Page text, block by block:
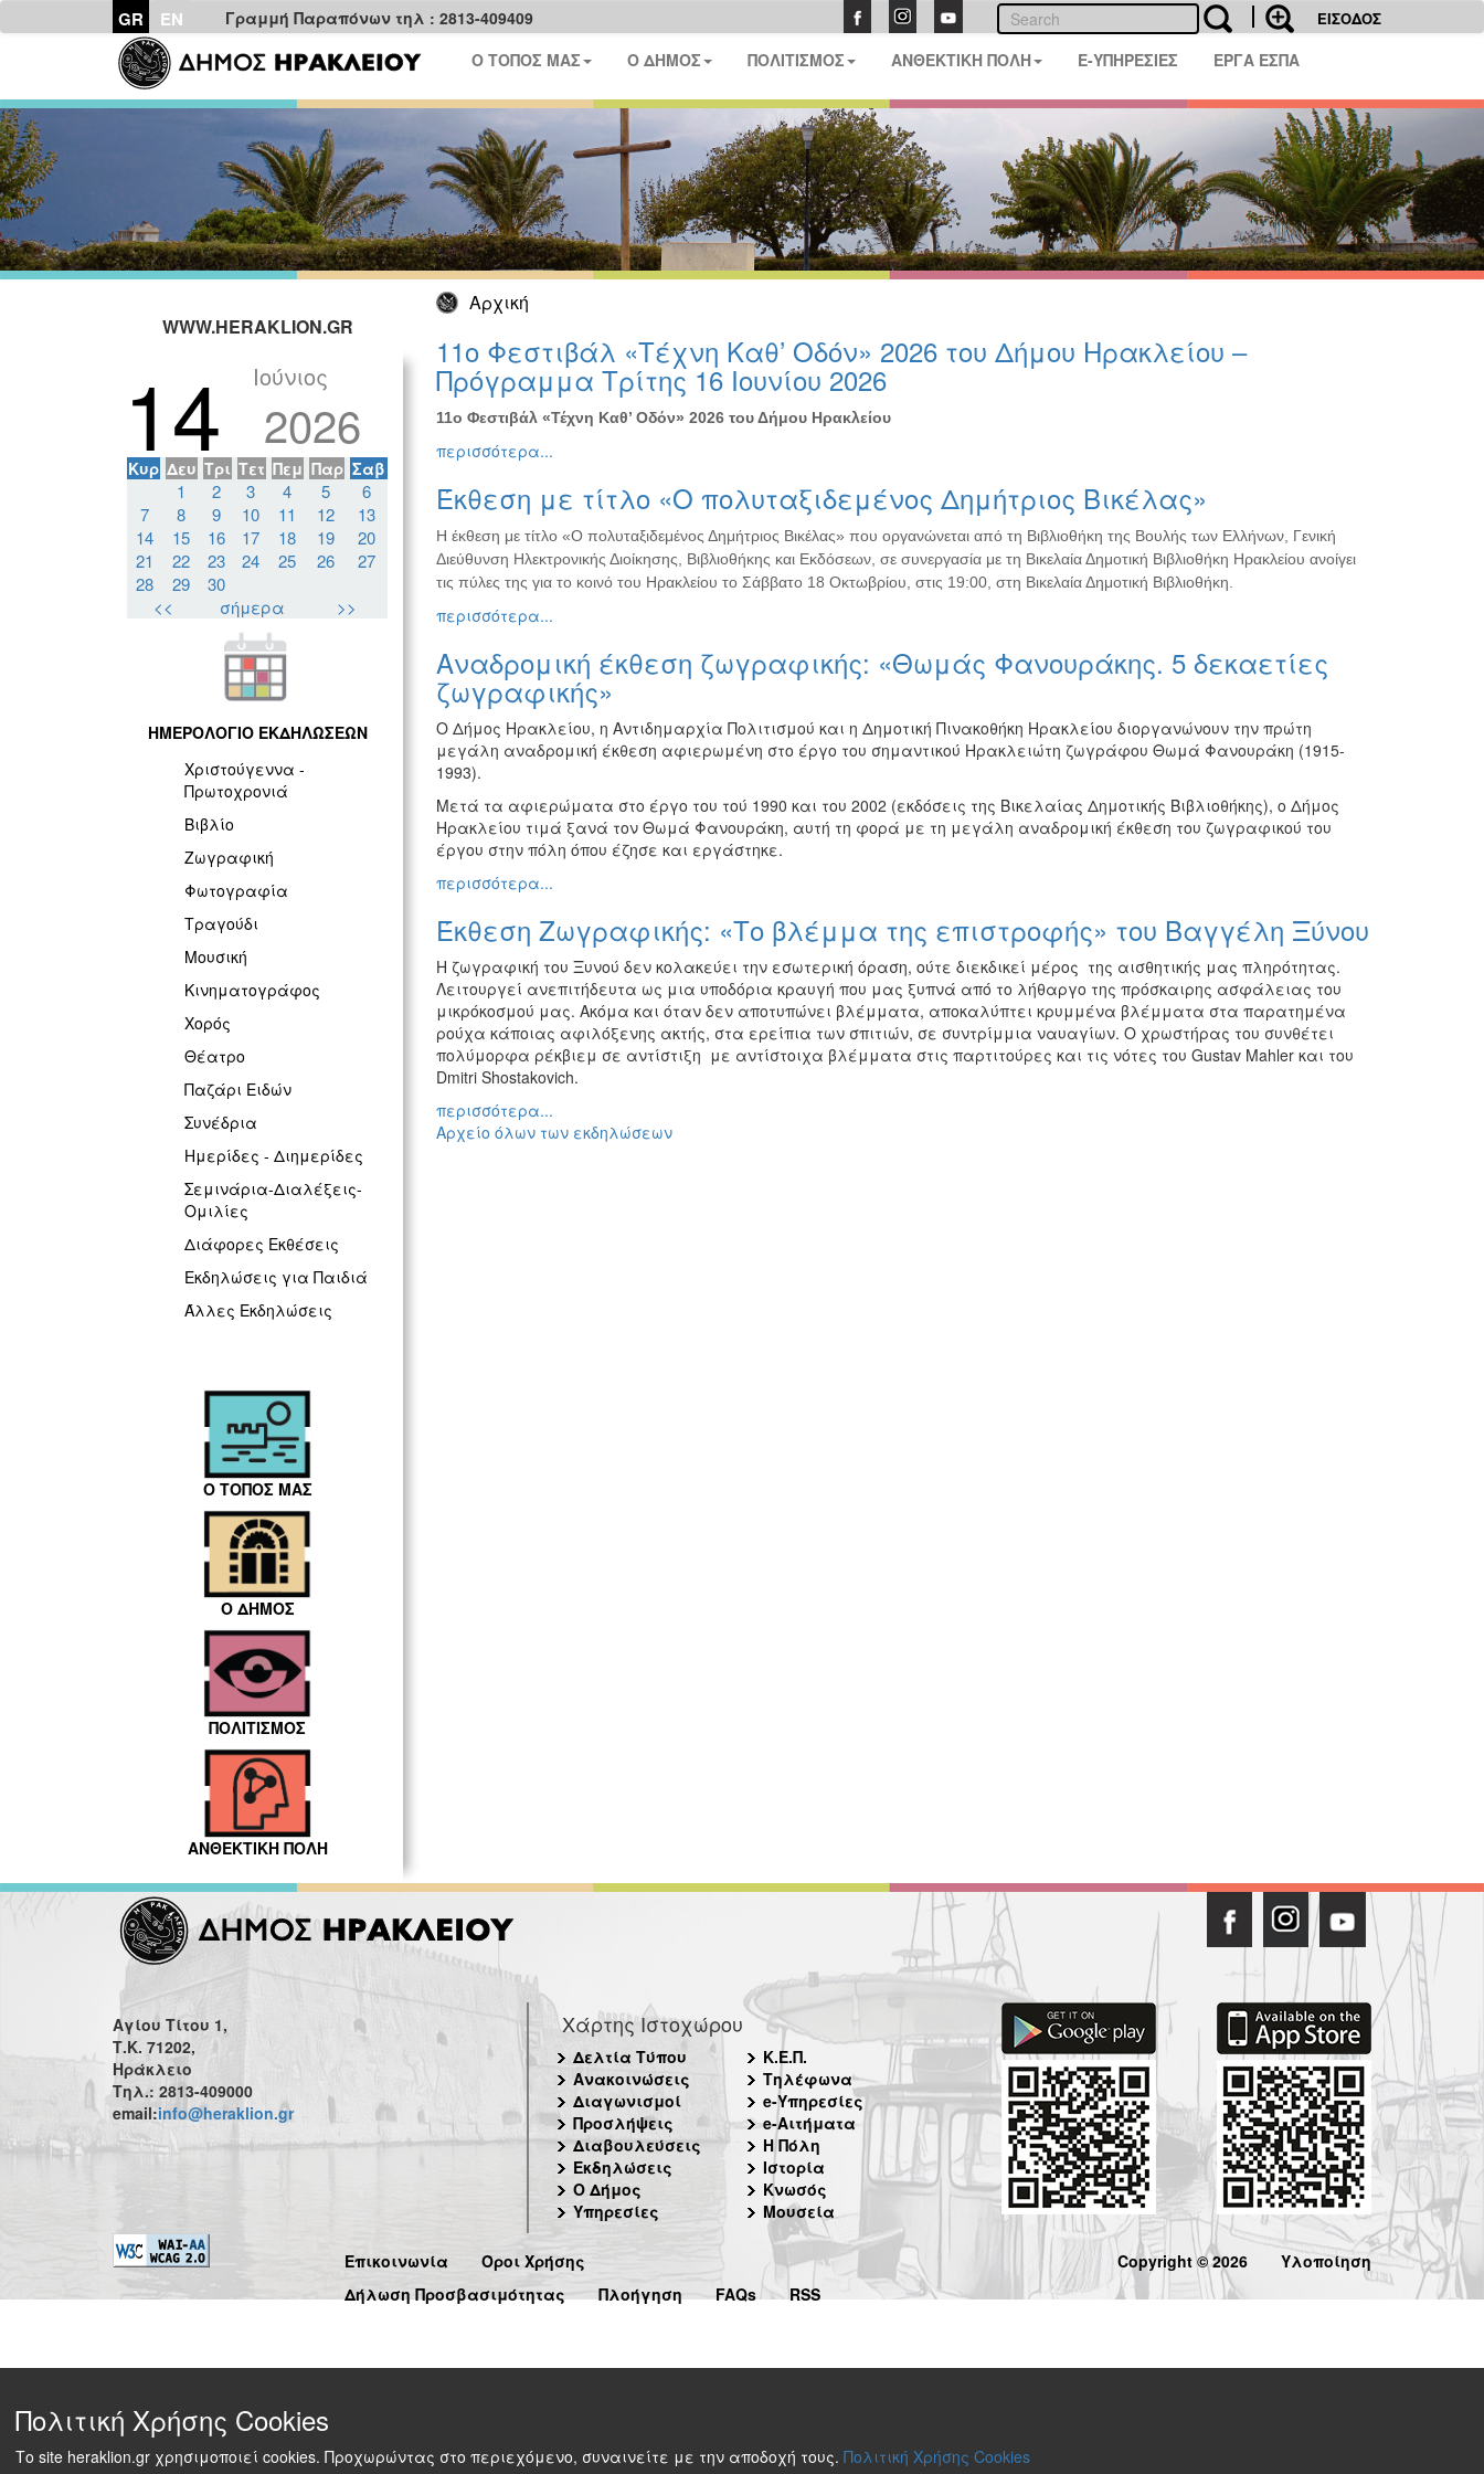
GR EN Γραμμή Παραπόνων τηλ : 2813-409409 ΕΙΣΟΔΟΣ
Ο ΤΟΠΟΣ ΜΑΣ Ο ΔΗΜΟΣ ΠΟΛΙΤΙΣΜΟΣ ΑΝΘΕΚΤΙΚΗ ΠΟΛΗ E-ΥΠΗΡΕΣΙΕΣ ΕΡΓΑ ΕΣΠΑ
Αρχική
WWW.HERAKLION.GR
14 Ιούνιος
2026
Κυρ Δευ Τρι Τετ Πεμ Παρ Σαβ
1 2 3 4 5
6
7
8 9 10 11 12
13
14
15 16 17 18 19
20
21
22 23 24 25 26
27
28
29
30
<<
σήμερα >>
ΗΜΕΡΟΛΟΓΙΟ ΕΚΔΗΛΩΣΕΩΝ
Χριστούγεννα -
Πρωτοχρονιά
Βιβλίο
Ζωγραφική
Φωτογραφία
Τραγούδι
Μουσική
Κινηματογράφος
Χορός
Θέατρο
Παζάρι Ειδών
Συνέδρια
Ημερίδες - Διημερίδες
Σεμινάρια-Διαλέξεις-
Ομιλίες
Διάφορες Εκθέσεις
Εκδηλώσεις για Παιδιά
Άλλες Εκδηλώσεις
Ο ΤΟΠΟΣ ΜΑΣ
Ο ΔΗΜΟΣ
ΠΟΛΙΤΙΣΜΟΣ
ΑΝΘΕΚΤΙΚΗ ΠΟΛΗ
11ο Φεστιβάλ «Τέχνη Καθ’ Οδόν» 2026 του Δήμου Ηρακλείου –
Πρόγραμμα Τρίτης 16 Ιουνίου 2026
11ο Φεστιβάλ «Τέχνη Καθ’ Οδόν» 2026 του Δήμου Ηρακλείου
περισσότερα...
Έκθεση με τίτλο «Ο πολυταξιδεμένος Δημήτριος Βικέλας»
Η έκθεση με τίτλο «Ο πολυταξιδεμένος Δημήτριος Βικέλας» που οργανώνεται από τη Βιβλιοθήκη της Βουλής των Ελλήνων, Γενική
Διεύθυνση Ηλεκτρονικής Διοίκησης, Βιβλιοθήκης και Εκδόσεων, σε συνεργασία με τη Βικελαία Δημοτική Βιβλιοθήκη Ηρακλείου ανοίγει
τις πύλες της για το κοινό του Ηρακλείου το Σάββατο 18 Οκτωβρίου, στις 19:00, στη Βικελαία Δημοτική Βιβλιοθήκη.
περισσότερα...
Αναδρομική έκθεση ζωγραφικής: «Θωμάς Φανουράκης. 5 δεκαετίες
ζωγραφικής»
Ο Δήμος Ηρακλείου, η Αντιδημαρχία Πολιτισμού και η Δημοτική Πινακοθήκη Ηρακλείου διοργανώνουν την πρώτη
μεγάλη αναδρομική έκθεση αφιερωμένη στο έργο του σημαντικού Ηρακλειώτη ζωγράφου Θωμά Φανουράκη (1915-
1993).
Μετά τα αφιερώματα στο έργο του τού 1990 και του 2002 (εκδόσεις της Βικελαίας Δημοτικής Βιβλιοθήκης), ο Δήμος
Ηρακλείου τιμά ξανά τον Θωμά Φανουράκη, αυτή τη φορά με τη μεγάλη αναδρομική έκθεση του ζωγραφικού του
έργου στην πόλη όπου έζησε και εργάστηκε.
περισσότερα...
Έκθεση Ζωγραφικής: «Το βλέμμα της επιστροφής» του Βαγγέλη Ξύνου
Η ζωγραφική του Ξυνού δεν κολακεύει την εσωτερική όραση, ούτε διεκδικεί μέρος της αισθητικής μας πληρότητας.
Λειτουργεί ανεπιτήδευτα ως μια υποδόρια κραυγή που μας ξυπνά από το λήθαργο της πρόσκαιρης ασφάλειας του
μικρόκοσμού μας. Ακόμα και όταν δεν αποτυπώνει βλέμματα, αποκαλύπτει κρυμμένα βλέμματα στα παρατημένα
ρούχα κάποιας αφιλόξενης ακτής, στα ερείπια των σπιτιών, σε συντρίμμια ναυαγίων. Ο χρωστήρας του συνθέτει
πολύμορφα ρέκβιεμ σε αντίστιξη με αντίστοιχα βλέμματα στις παρτιτούρες και τις νότες του Gustav Mahler και του
Dmitri Shostakovich.
περισσότερα...
Αρχείο όλων των εκδηλώσεων
Αγίου Τίτου 1,
Τ.Κ. 71202,
Ηράκλειο
Τηλ.: 2813-409000
email:info@heraklion.gr
Χάρτης Ιστοχώρου
Δελτία Τύπου
Ανακοινώσεις
Διαγωνισμοί
Προσλήψεις
Διαβουλεύσεις
Εκδηλώσεις
Ο Δήμος
Υπηρεσίες
Κ.Ε.Π.
Τηλέφωνα
e-Υπηρεσίες
e-Αιτήματα
Η Πόλη
Ιστορία
Κνωσός
Μουσεία
Επικοινωνία
Όροι Χρήσης
Δήλωση Προσβασιμότητας
Πλοήγηση FAQs RSS
Copyright © 2026 Υλοποίηση
Πολιτική Χρήσης Cookies
Το site heraklion.gr χρησιμοποιεί cookies. Προχωρώντας στο περιεχόμενο, συναινείτε με την αποδοχή τους. Πολιτική Χρήσης Cookies